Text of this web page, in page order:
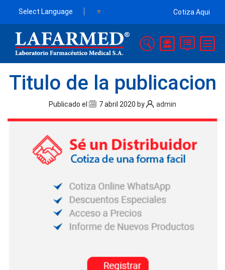
Select Language ▼ Cotiza Aqui
farmacéuticos
Titulo de la publicacion
Publicado el 7 abril 2020 by admin